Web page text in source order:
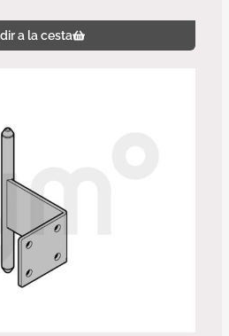
a la cesta